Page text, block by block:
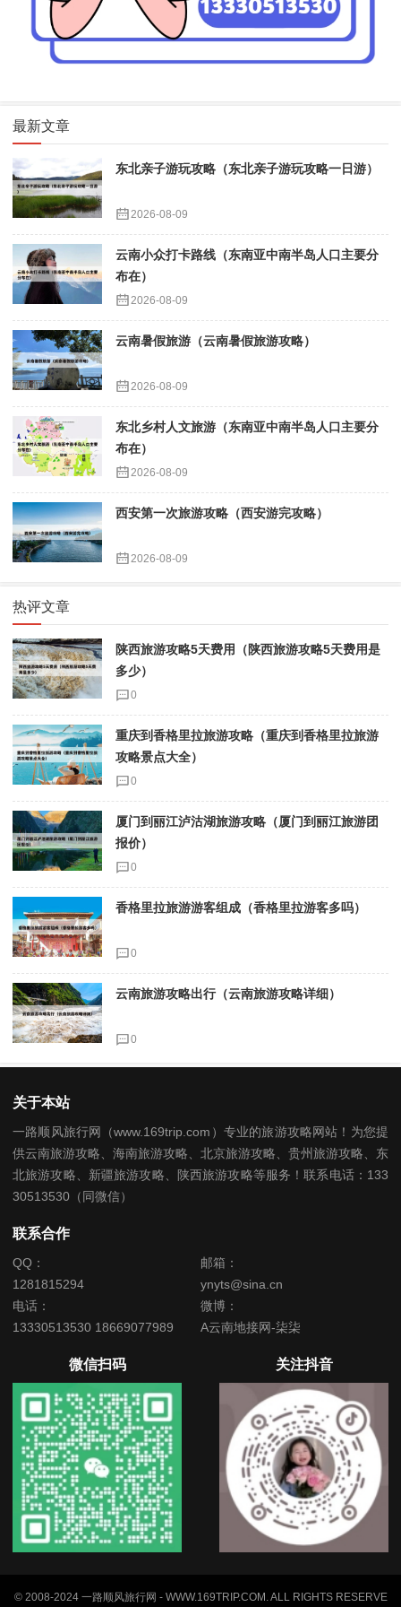
最新文章
东北亲子游玩攻略（东北亲子游玩攻略一日游）
2026-08-09
云南小众打卡路线（东南亚中南半岛人口主要分
布在）
2026-08-09
云南暑假旅游（云南暑假旅游攻略）
2026-08-09
东北乡村人文旅游（东南亚中南半岛人口主要分
布在）
2026-08-09
西安第一次旅游攻略（西安游完攻略）
2026-08-09
热评文章
陕西旅游攻略5天费用（陕西旅游攻略5天费用是
多少）
0
重庆到香格里拉旅游攻略（重庆到香格里拉旅游
攻略景点大全）
0
厦门到丽江泸沽湖旅游攻略（厦门到丽江旅游团
报价）
0
香格里拉旅游游客组成（香格里拉游客多吗）
0
云南旅游攻略出行（云南旅游攻略详细）
0
关于本站
一路顺风旅行网（www.169trip.com）专业的旅游攻略网站！为您提
供云南旅游攻略、海南旅游攻略、北京旅游攻略、贵州旅游攻略、东
北旅游攻略、新疆旅游攻略、陕西旅游攻略等服务！联系电话：133
30513530（同微信）
联系合作
QQ：
1281815294
邮箱：
ynyts@sina.cn
电话：
13330513530 18669077989
微博：
A云南地接网-柒柒
微信扫码 关注抖音
© 2008-2024 一路顺风旅行网 - WWW.169TRIP.COM. ALL RIGHTS RESERVE